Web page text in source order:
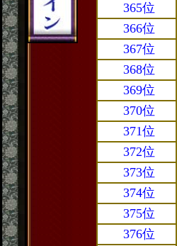
365位
366位
367位
368位
369位
370位
371位
372位
373位
374位
375位
376位